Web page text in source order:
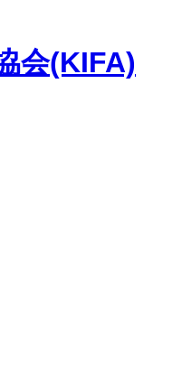
会(KIFA)